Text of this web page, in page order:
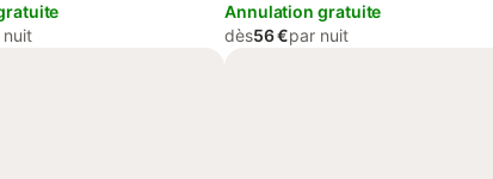
nuit
Annulation gratuite
dès56 €par nuit